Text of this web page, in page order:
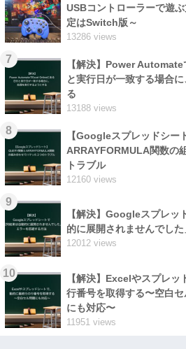
USBコントローラーで遊
定はSwitch版～
13286 views
7
【解決】Power
と実行日が一致する場合
る
13188 views
8
【Googleスプレッドシー
ARRAYFORMULA関数の
トラブル
12160 views
9
【解決】Googleスプレッ
的に展開されませんでし
12012 views
10
【解決】Excelやスプレ
行番号を取得する〜空白
にも対応〜
11951 views